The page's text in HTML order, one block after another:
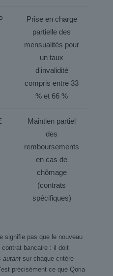
Prise en charge
partielle des
mensualités pour
un taux
d'invalidité
compris entre 33
% et 66 %
Maintien partiel
des
remboursements
en cas de
chômage
(contrats
spécifiques)
signifie pas que le nouveau
bancaire : il doit
autant sur chaque critère
précisément ce que Qoria